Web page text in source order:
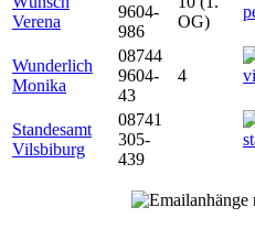
Verena
9604-
986
OG)
Wunderlich
Monika
08744
9604-
43
4
Standesamt
Vilsbiburg
08741
305-
439